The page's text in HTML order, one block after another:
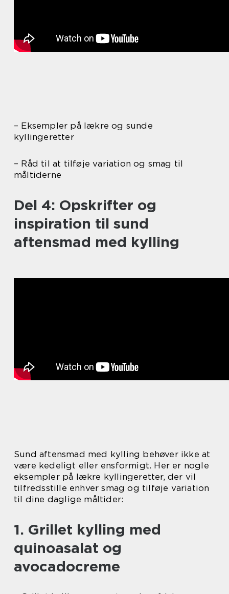
– Eksempler på lækre og sunde
kyllingeretter
– Råd til at tilføje variation og smag til
måltiderne
Del 4: Opskrifter og
inspiration til sund
aftensmad med kylling
Sund aftensmad med kylling behøver ikke at
være kedeligt eller ensformigt. Her er nogle
eksempler på lækre kyllingeretter, der vil
tilfredsstille enhver smag og tilføje variation
til dine daglige måltider:
1. Grillet kylling med
quinoasalat og
avocadocreme